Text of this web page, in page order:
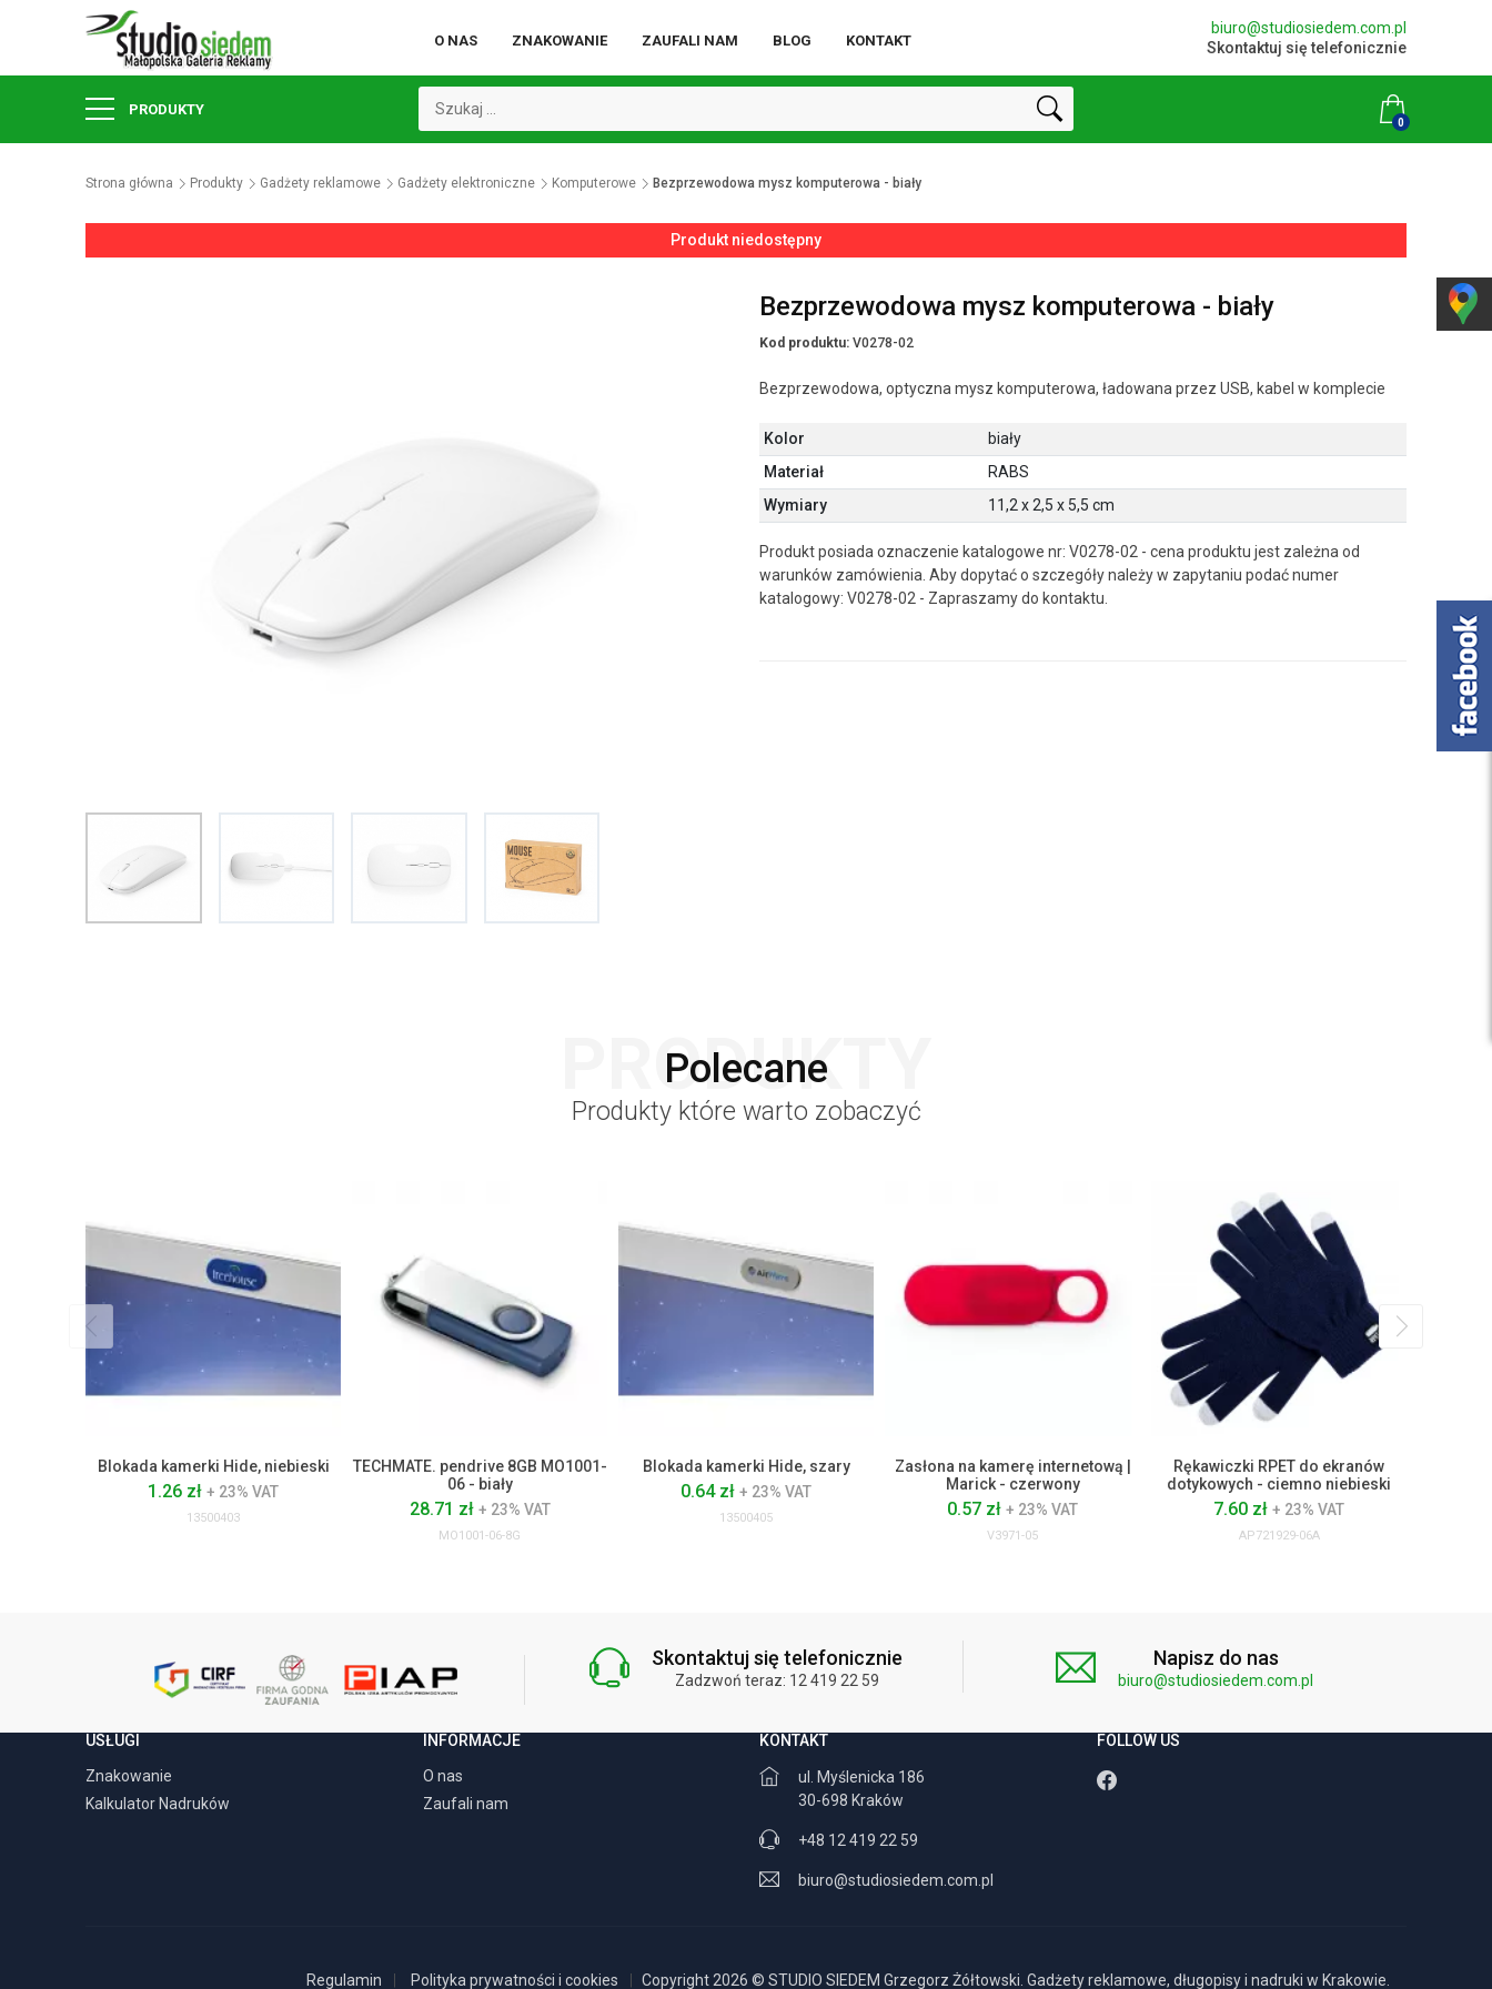
O NAS ZNAKOWANIE ZAUFALI NAM BLOG KONTAKT
biuro@studiosiedem.com.pl
Skontaktuj się telefonicznie
PRODUKTY
0
Strona główna Produkty Gadżety reklamowe Gadżety elektroniczne Komputerowe Bezprzewodowa mysz komputerowa - biały
Produkt niedostępny
Bezprzewodowa mysz komputerowa - biały
Kod produktu: V0278-02
Bezprzewodowa, optyczna mysz komputerowa, ładowana przez USB, kabel w komplecie
Kolor
biały
Materiał
RABS
Wymiary
11,2 x 2,5 x 5,5 cm
Produkt posiada oznaczenie katalogowe nr: V0278-02 - cena produktu jest zależna od
warunków zamówienia. Aby dopytać o szczegóły należy w zapytaniu podać numer
katalogowy: V0278-02 - Zapraszamy do kontaktu.
Polecane
PRODUKTY
Produkty które warto zobaczyć
Blokada kamerki Hide, niebieski
1.26 zł + 23% VAT
13500403
TECHMATE. pendrive 8GB MO1001-
06 - biały
28.71 zł + 23% VAT
MO1001-06-8G
Blokada kamerki Hide, szary
0.64 zł + 23% VAT
13500405
Zasłona na kamerę internetową |
Marick - czerwony
0.57 zł + 23% VAT
V3971-05
Rękawiczki RPET do ekranów
dotykowych - ciemno niebieski
7.60 zł + 23% VAT
AP721929-06A
Skontaktuj się telefonicznie
Zadzwoń teraz: 12 419 22 59
Napisz do nas
biuro@studiosiedem.com.pl
USŁUGI
Znakowanie
Kalkulator Nadruków
INFORMACJE
O nas
Zaufali nam
KONTAKT
ul. Myślenicka 186
30-698 Kraków
+48 12 419 22 59
biuro@studiosiedem.com.pl
FOLLOW US
Regulamin Polityka prywatności i cookies Copyright 2026 © STUDIO SIEDEM Grzegorz Żółtowski. Gadżety reklamowe, długopisy i nadruki w Krakowie.